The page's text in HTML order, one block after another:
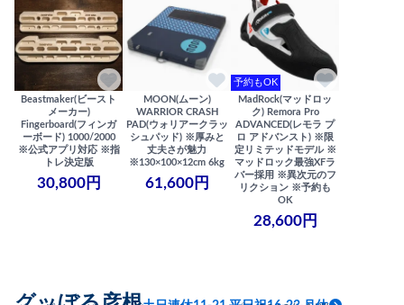
Beastmaker(ビースト
メーカー)
Fingerboard(フィンガ
ーボード) 1000/2000
※公式アプリ対応 ※指
トレ決定版
30,800円
MOON(ムーン)
WARRIOR CRASH
PAD(ウォリアークラッ
シュパッド) ※厚みと
丈夫さが魅力
※130×100×12cm 6kg
61,600円
予約もOK
MadRock(マッドロッ
ク) Remora Pro
ADVANCED(レモラ プ
ロ アドバンスト) ※限
定リミテッドモデル ※
マッドロック最強XFラ
バー採用 ※異次元のフ
リクション ※予約も
OK
28,600円